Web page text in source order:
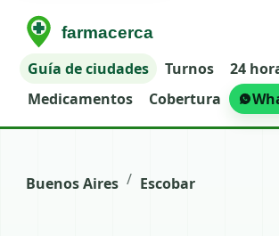
Guía de ciudades Turnos
24
Medicamentos
Cobertura
Buenos Aires / Escobar